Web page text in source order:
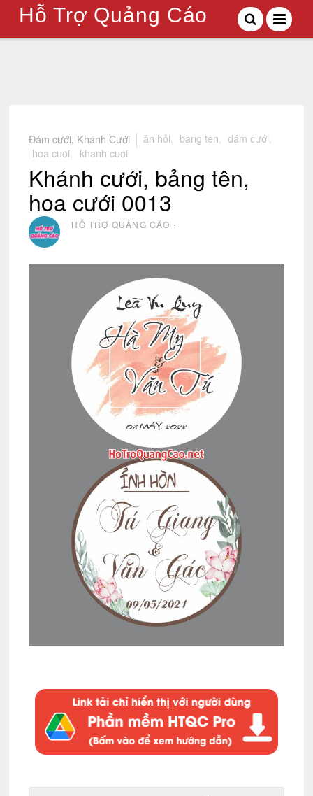
Hỗ Trợ Quảng Cáo
Đám cưới Khánh Cưới ăn hỏi bang ten đám cưới
hoa cuoi
khanh cuoi
Khánh cưới, bảng tên,
hoa cưới 0013
HỖ TRỢ QUẢNG CÁO ⋅